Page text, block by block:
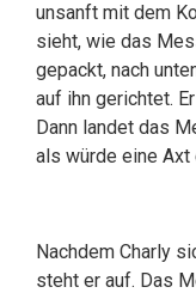
unsanft mit dem
sieht, wie das
gepackt, nach
auf ihn gerichtet.
Dann landet das
als würde eine
Nachdem Charly
steht er auf. Das